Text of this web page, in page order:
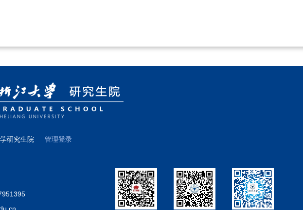
研究生院 管理登录